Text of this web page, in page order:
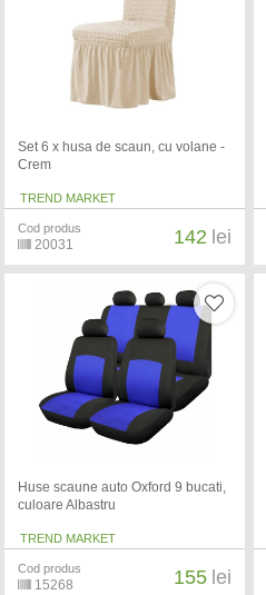
Set 6 x husa de scaun, cu volane -
Crem
TREND MARKET
Cod produs
20031 142 lei
Huse scaune auto Oxford 9 bucati,
culoare Albastru
TREND MARKET
Cod produs
15268 155 lei